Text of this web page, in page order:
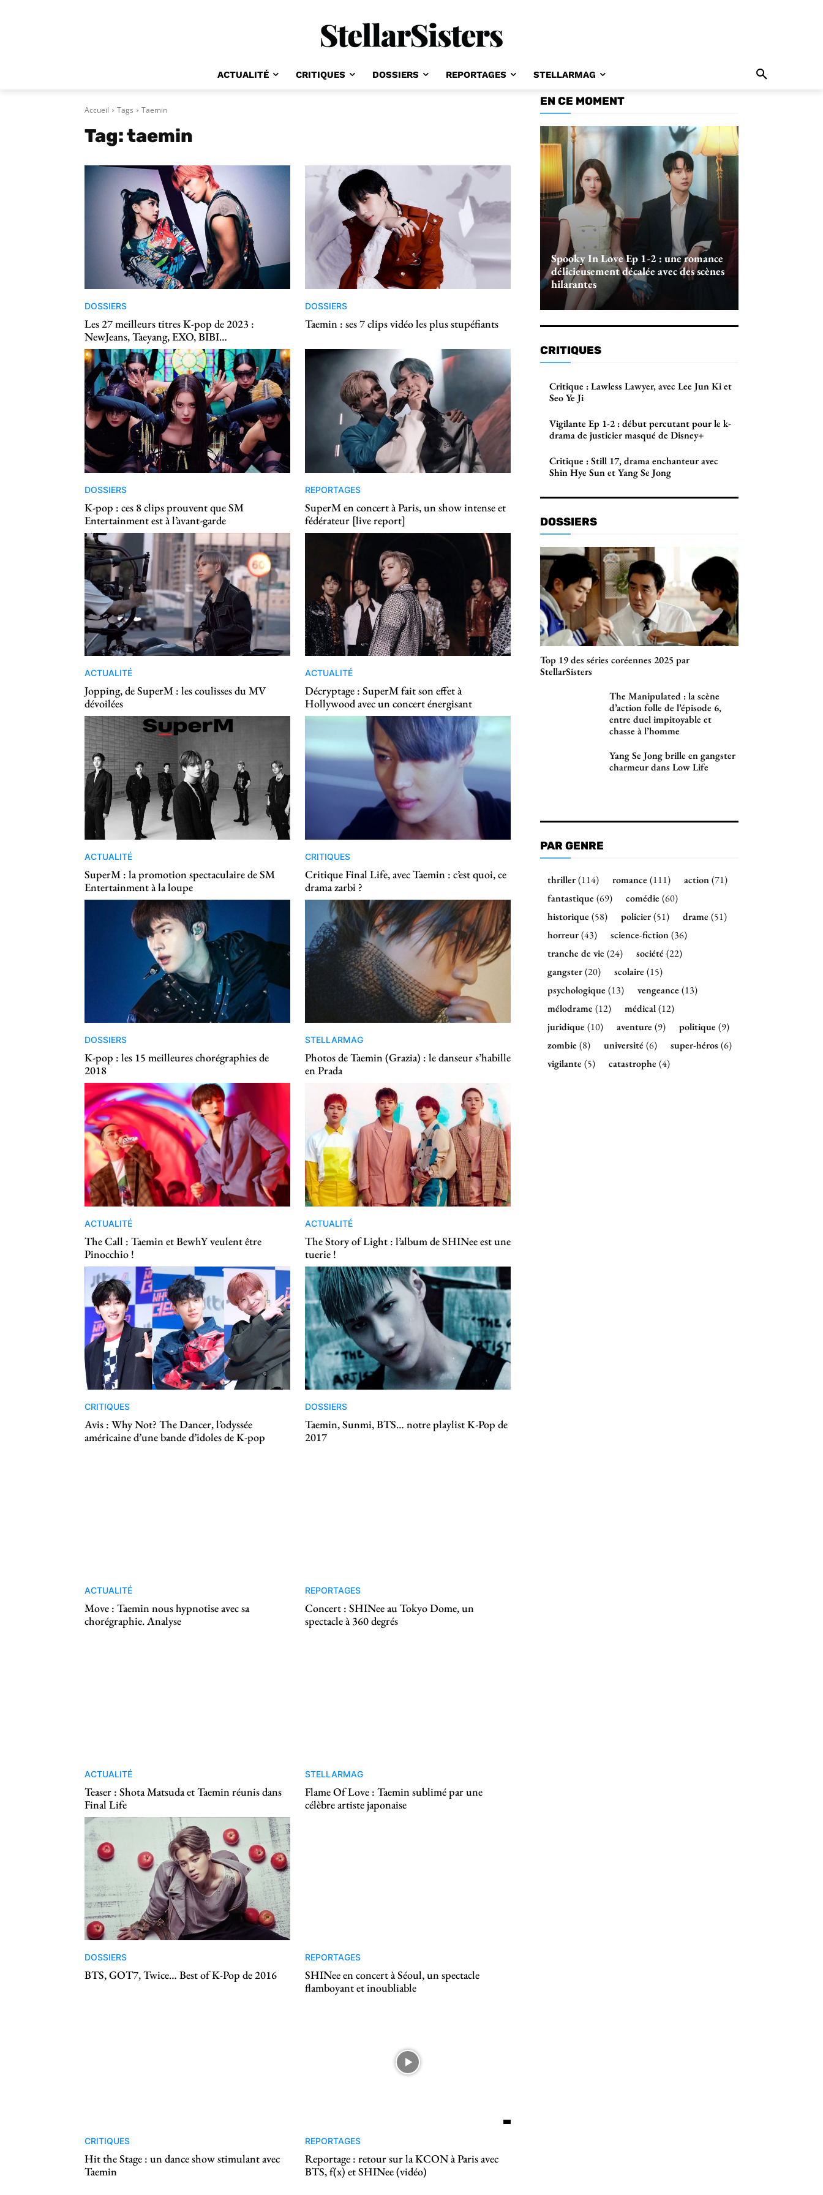
ACTUALITÉ CRITIQUES DOSSIERS REPORTAGES STELLARMAG
Accueil Tags Taemin
Tag:taemin
DOSSIERS
Les 27 meilleurs titres K-pop de 2023 :
NewJeans, Taeyang, EXO, BIBI…
DOSSIERS
Taemin : ses 7 clips vidéo les plus stupéfiants
DOSSIERS
K-pop : ces 8 clips prouvent que SM
Entertainment est à l’avant-garde
REPORTAGES
SuperM en concert à Paris, un show intense et
fédérateur [live report]
ACTUALITÉ
Jopping, de SuperM : les coulisses du MV
dévoilées
ACTUALITÉ
Décryptage : SuperM fait son effet à
Hollywood avec un concert énergisant
ACTUALITÉ
SuperM : la promotion spectaculaire de SM
Entertainment à la loupe
CRITIQUES
Critique Final Life, avec Taemin : c’est quoi, ce
drama zarbi ?
DOSSIERS
K-pop : les 15 meilleures chorégraphies de
2018
STELLARMAG
Photos de Taemin (Grazia) : le danseur s’habille
en Prada
ACTUALITÉ
The Call : Taemin et BewhY veulent être
Pinocchio !
ACTUALITÉ
The Story of Light : l’album de SHINee est une
tuerie !
CRITIQUES
Avis : Why Not? The Dancer, l’odyssée
américaine d’une bande d’idoles de K-pop
DOSSIERS
Taemin, Sunmi, BTS… notre playlist K-Pop de
2017
ACTUALITÉ
Move : Taemin nous hypnotise avec sa
chorégraphie. Analyse
REPORTAGES
Concert : SHINee au Tokyo Dome, un
spectacle à 360 degrés
ACTUALITÉ
Teaser : Shota Matsuda et Taemin réunis dans
Final Life
STELLARMAG
Flame Of Love : Taemin sublimé par une
célèbre artiste japonaise
DOSSIERS
BTS, GOT7, Twice… Best of K-Pop de 2016
REPORTAGES
SHINee en concert à Séoul, un spectacle
flamboyant et inoubliable
CRITIQUES
Hit the Stage : un dance show stimulant avec
Taemin
REPORTAGES
Reportage : retour sur la KCON à Paris avec
BTS, f(x) et SHINee (vidéo)
EN CE MOMENT
Spooky In Love Ep 1-2 : une romance
délicieusement décalée avec des scènes
hilarantes
CRITIQUES
Critique : Lawless Lawyer, avec Lee Jun Ki et
Seo Ye Ji
Vigilante Ep 1-2 : début percutant pour le k-
drama de justicier masqué de Disney+
Critique : Still 17, drama enchanteur avec
Shin Hye Sun et Yang Se Jong
DOSSIERS
Top 19 des séries coréennes 2025 par
StellarSisters
The Manipulated : la scène
d’action folle de l’épisode 6,
entre duel impitoyable et
chasse à l’homme
Yang Se Jong brille en gangster
charmeur dans Low Life
PAR GENRE
thriller(114) romance (111) action(71)
fantastique (69) comédie (60)
historique (58) policier(51) drame (51)
horreur(43) science-fiction(36)
tranche de vie (24) société (22)
gangster(20) scolaire (15)
psychologique (13) vengeance (13)
mélodrame (12) médical(12)
juridique (10) aventure (9) politique (9)
zombie (8) université (6) super-héros (6)
vigilante (5) catastrophe (4)